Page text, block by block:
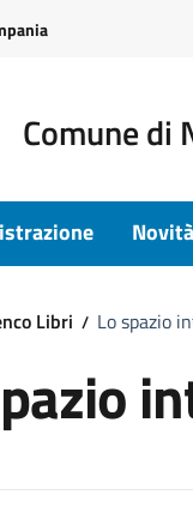
Comune di
Novità
Libri Lo spazio